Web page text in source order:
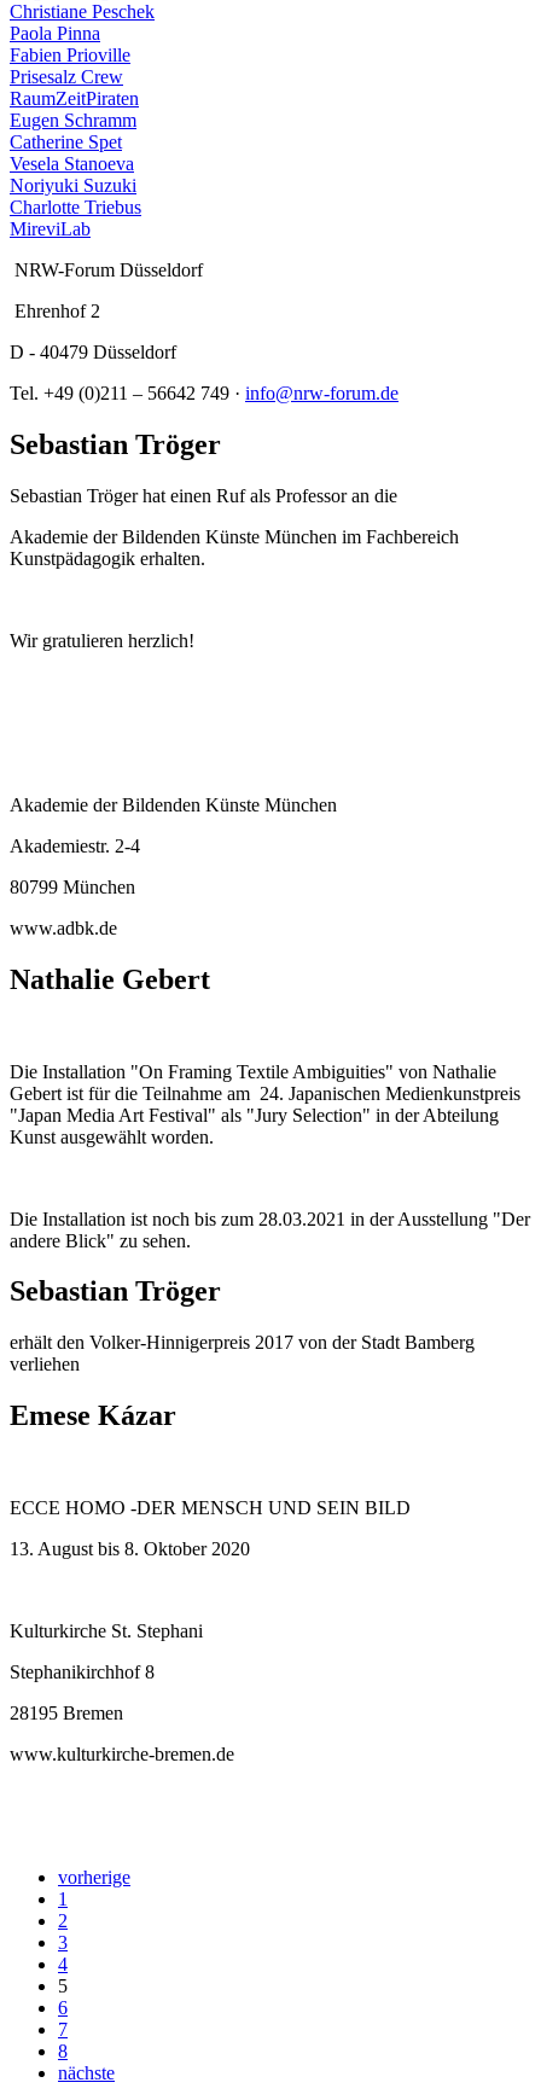
Christiane Peschek
Paola Pinna
Fabien Prioville
Prisesalz Crew
RaumZeitPiraten
Eugen Schramm
Catherine Spet
Vesela Stanoeva
Noriyuki Suzuki
Charlotte Triebus
MireviLab
NRW-Forum Düsseldorf
Ehrenhof 2
D - 40479 Düsseldorf
Tel. +49 (0)211 – 56642 749 · info@nrw-forum.de
Sebastian Tröger
Sebastian Tröger hat einen Ruf als Professor an die
Akademie der Bildenden Künste München im Fachbereich
Kunstpädagogik erhalten.
Wir gratulieren herzlich!
Akademie der Bildenden Künste München
Akademiestr. 2-4
80799 München
www.adbk.de
Nathalie Gebert
Die Installation "On Framing Textile Ambiguities" von Nathalie
Gebert ist für die Teilnahme am 24. Japanischen Medienkunstpreis
"Japan Media Art Festival" als "Jury Selection" in der Abteilung
Kunst ausgewählt worden.
Die Installation ist noch bis zum 28.03.2021 in der Ausstellung "Der
andere Blick" zu sehen.
Sebastian Tröger
erhält den Volker-Hinnigerpreis 2017 von der Stadt Bamberg
verliehen
Emese Kázar
ECCE HOMO -DER MENSCH UND SEIN BILD
13. August bis 8. Oktober 2020
Kulturkirche St. Stephani
Stephanikirchhof 8
28195 Bremen
www.kulturkirche-bremen.de
vorherige
1
2
3
4
5
6
7
8
nächste